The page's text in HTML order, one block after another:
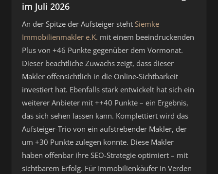
im Juli 2026
An der Spitze der Aufsteiger steht Siemke
Immobilienmakler e.K. mit einem beeindruckenden
Plus von +46 Punkte gegenüber dem Vormonat.
Dieser beachtliche Zuwachs zeigt, dass dieser
Makler offensichtlich in die Online-Sichtbarkeit
investiert hat. Ebenfalls stark entwickelt hat sich ein
weiterer Anbieter mit ++40 Punkte – ein Ergebnis,
das sich sehen lassen kann. Komplettiert wird das
Aufsteiger-Trio von ein aufstrebender Makler, der
um +30 Punkte zulegen konnte. Diese Makler
haben offenbar ihre SEO-Strategie optimiert – mit
sichtbarem Erfolg. Für Immobilienkäufer in Verden